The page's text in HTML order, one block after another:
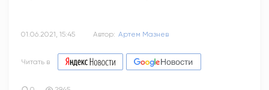
01.06.2021, 15:45 Автор: Артем Мазнев
Читать в